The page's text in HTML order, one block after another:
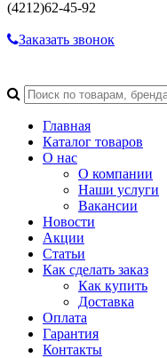
(4212)62-45-92
Заказать звонок
Главная
Каталог товаров
О нас
О компании
Наши услуги
Вакансии
Новости
Акции
Статьи
Как сделать заказ
Как купить
Доставка
Оплата
Гарантия
Контакты